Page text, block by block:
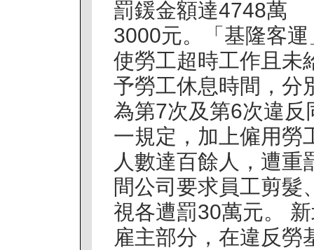
罰鍰金額達4748萬
3000元。「基隆客運
使勞工超時工作且未
予勞工休息時間，分
為第7次及第6次違反
一規定，加上僱用勞
人數達百餘人，遭
間公司要求員工剪髮
視各遭罰30萬元。
雇主部分，在違反勞